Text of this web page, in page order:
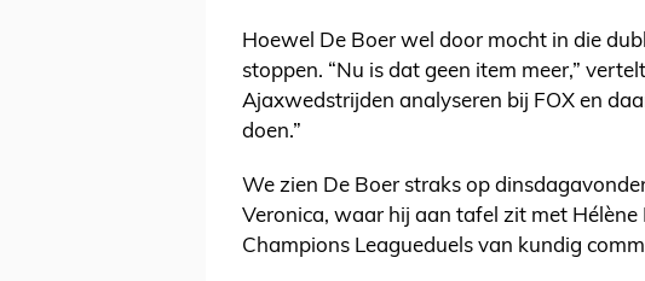
Hoewel De Boer wel door mocht in die
stoppen. “Nu is dat geen item meer,”
Ajaxwedstrijden analyseren bij FOX en
doen.”
We zien De Boer straks op
Veronica, waar hij aan tafel zit met Hélène
Champions Leagueduels van kundig